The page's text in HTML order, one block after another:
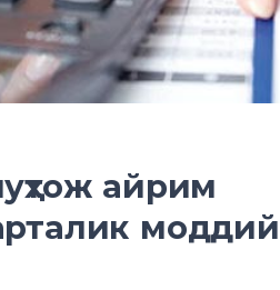
айрим
моддий